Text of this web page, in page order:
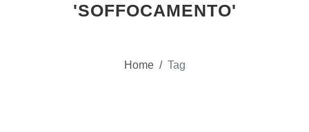
'SOFFOCAMENTO'
Home / Tag